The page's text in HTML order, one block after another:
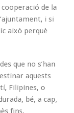
de la
i si
això perquè
que no s’han
aquests
Filipines, o
bé, a cap,
fins,